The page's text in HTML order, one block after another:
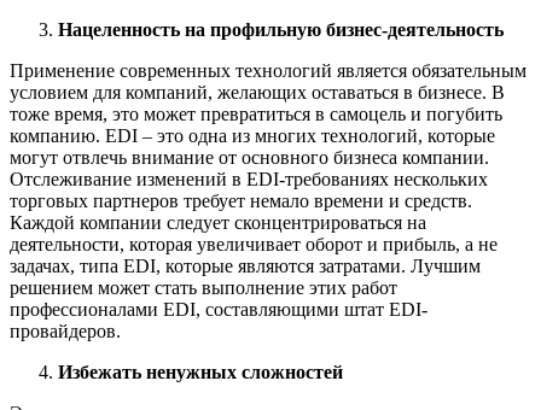
Нацеленность на профильную бизнес-деятельность
Применение современных технологий является обязательным
условием для компаний, желающих оставаться в бизнесе. В
тоже время, это может превратиться в самоцель и погубить
компанию. EDI – это одна из многих технологий, которые
могут отвлечь внимание от основного бизнеса компании.
Отслеживание изменений в EDI-требованиях нескольких
торговых партнеров требует немало времени и средств.
Каждой компании следует сконцентрироваться на
деятельности, которая увеличивает оборот и прибыль, а не
задачах, типа EDI, которые являются затратами. Лучшим
решением может стать выполнение этих работ
профессионалами EDI, составляющими штат EDI-
провайдеров.
Избежать ненужных сложностей